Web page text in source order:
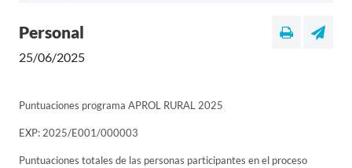
Personal
25/06/2025
Puntuaciones programa APROL RURAL 2025
EXP: 2025/E001/000003
Puntuaciones totales de las personas participantes en el proceso